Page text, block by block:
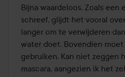
van
de
5
Bijna waardeloos. Zoals een
schreef, glijdt het vooral
langer om te verwijderen
water doet. Bovendien moet
gebruiken. Kan niet zeggen
mascara, aangezien ik het